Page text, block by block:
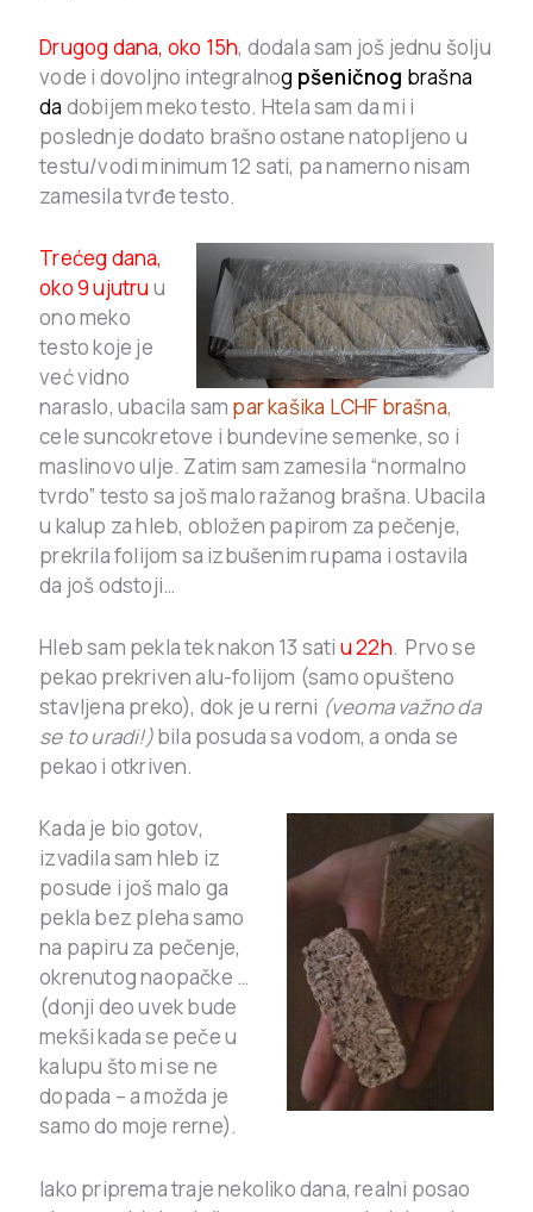
Drugog dana, oko 15h, dodala sam još jednu šolju
vode i dovoljno integralnog pšeničnog brašna
da dobijem meko testo. Htela sam da mi i
poslednje dodato brašno ostane natopljeno u
testu/vodi minimum 12 sati, pa namerno nisam
zamesila tvrđe testo.
Trećeg dana,
oko 9 ujutru u
ono meko
testo koje je
već vidno
naraslo, ubacila sam par kašika LCHF brašna,
cele suncokretove i bundevine semenke, so i
maslinovo ulje. Zatim sam zamesila “normalno
tvrdo” testo sa još malo ražanog brašna. Ubacila
u kalup za hleb, obložen papirom za pečenje,
prekrila folijom sa izbušenim rupama i ostavila
da još odstoji…
Hleb sam pekla tek nakon 13 sati u 22h. Prvo se
pekao prekriven alu-folijom (samo opušteno
stavljena preko), dok je u rerni (veoma važno da
se to uradi!)bila posuda sa vodom, a onda se
pekao i otkriven.
Kada je bio gotov,
izvadila sam hleb iz
posude i još malo ga
pekla bez pleha samo
na papiru za pečenje,
okrenutog naopačke …
(donji deo uvek bude
mekši kada se peče u
kalupu što mi se ne
dopada – a možda je
samo do moje rerne).
Iako priprema traje nekoliko dana, realni posao